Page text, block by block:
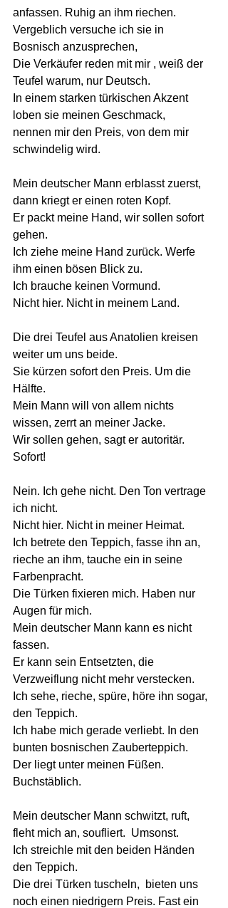
anfassen. Ruhig an ihm riechen.
Vergeblich versuche ich sie in
Bosnisch anzusprechen,
Die Verkäufer reden mit mir , weiß der
Teufel warum, nur Deutsch.
In einem starken türkischen Akzent
loben sie meinen Geschmack,
nennen mir den Preis, von dem mir
schwindelig wird.
Mein deutscher Mann erblasst zuerst,
dann kriegt er einen roten Kopf.
Er packt meine Hand, wir sollen sofort
gehen.
Ich ziehe meine Hand zurück. Werfe
ihm einen bösen Blick zu.
Ich brauche keinen Vormund.
Nicht hier. Nicht in meinem Land.
Die drei Teufel aus Anatolien kreisen
weiter um uns beide.
Sie kürzen sofort den Preis. Um die
Hälfte.
Mein Mann will von allem nichts
wissen, zerrt an meiner Jacke.
Wir sollen gehen, sagt er autoritär.
Sofort!
Nein. Ich gehe nicht. Den Ton vertrage
ich nicht.
Nicht hier. Nicht in meiner Heimat.
Ich betrete den Teppich, fasse ihn an,
rieche an ihm, tauche ein in seine
Farbenpracht.
Die Türken fixieren mich. Haben nur
Augen für mich.
Mein deutscher Mann kann es nicht
fassen.
Er kann sein Entsetzten, die
Verzweiflung nicht mehr verstecken.
Ich sehe, rieche, spüre, höre ihn sogar,
den Teppich.
Ich habe mich gerade verliebt. In den
bunten bosnischen Zauberteppich.
Der liegt unter meinen Füßen.
Buchstäblich.
Mein deutscher Mann schwitzt, ruft,
fleht mich an, soufliert.  Umsonst.
Ich streichle mit den beiden Händen
den Teppich.
Die drei Türken tuscheln,  bieten uns
noch einen niedrigern Preis. Fast ein